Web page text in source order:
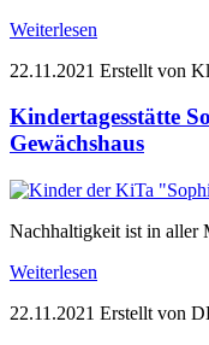
Weiterlesen
22.11.2021 Erstellt von
Kindertagesstätte
Gewächshaus
Nachhaltigkeit ist in aller
Weiterlesen
22.11.2021 Erstellt von